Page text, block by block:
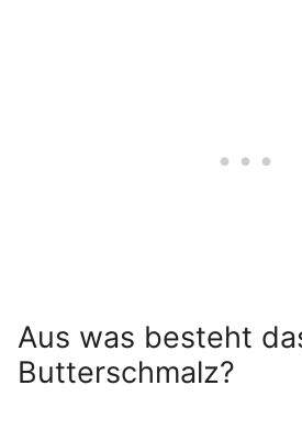
Aus was besteht
Butterschmalz?